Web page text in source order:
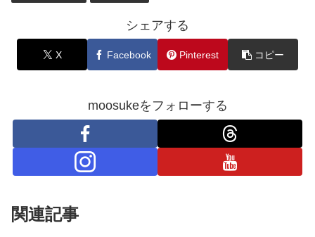
シェアする
X Facebook Pinterest コピー
moosukeをフォローする
関連記事